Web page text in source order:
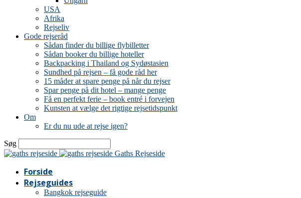
USA
Afrika
Rejseliv
Gode rejseråd
Sådan finder du billige flybilletter
Sådan booker du billige hoteller
Backpacking i Thailand og Sydøstasien
Sundhed på rejsen – få gode råd her
15 måder at spare penge på når du rejser
Spar penge på dit hotel – mange penge
Få en perfekt ferie – book entré i forvejen
Kunsten at vælge det rigtige rejsetidspunkt
Om
Er du nu ude at rejse igen?
Søg
Gaths Rejseside
Forside
Rejseguides
Bangkok rejseguide